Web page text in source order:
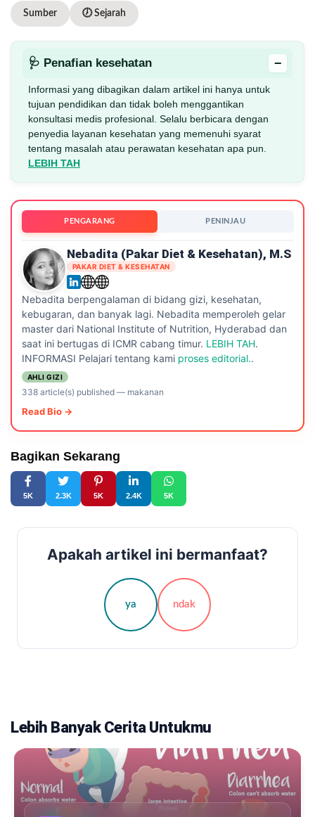
Sumber 🕖 Sejarah
🩺 Penafian kesehatan −
Informasi yang dibagikan dalam artikel ini hanya untuk
tujuan pendidikan dan tidak boleh menggantikan
konsultasi medis profesional. Selalu berbicara dengan
penyedia layanan kesehatan yang memenuhi syarat
tentang masalah atau perawatan kesehatan apa pun.
LEBIH TAH
PENGARANG PENINJAU
Nebadita (Pakar Diet & Kesehatan), M.S
PAKAR DIET & KESEHATAN
Nebadita berpengalaman di bidang gizi, kesehatan,
kebugaran, dan banyak lagi. Nebadita memperoleh gelar
master dari National Institute of Nutrition, Hyderabad dan
saat ini bertugas di ICMR cabang timur. LEBIH TAH.
INFORMASI Pelajari tentang kami proses editorial..
AHLI GIZI
338 article(s) published— makanan
Read Bio →
Bagikan Sekarang
5K 2.3K 5K 2.4K 5K
Apakah artikel ini bermanfaat?
ya ndak
Lebih Banyak Cerita Untukmu